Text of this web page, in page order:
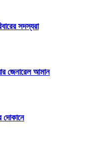
সদস্যরা
জেনারেল আমান
দোকানে